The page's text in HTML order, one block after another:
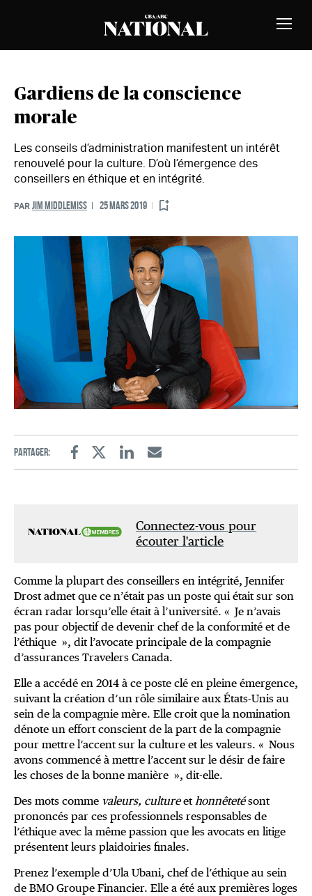
Gardiens de la conscience
morale
Les conseils d’administration manifestent un intérêt
renouvelé pour la culture. D’où l’émergence des
conseillers en éthique et en intégrité.
PAR JIM MIDDLEMISS 25 MARS 2019
Partager:
FacebookTwitterLinkedinEmail
Connectez-vous pour
écouter l'article
Comme la plupart des conseillers en intégrité, Jennifer
Drost admet que ce n’était pas un poste qui était sur son
écran radar lorsqu’elle était à l’université. « Je n’avais
pas pour objectif de devenir chef de la conformité et de
l’éthique », dit l’avocate principale de la compagnie
d’assurances Travelers Canada.
Elle a accédé en 2014 à ce poste clé en pleine émergence,
suivant la création d’un rôle similaire aux États-Unis au
sein de la compagnie mère. Elle croit que la nomination
dénote un effort conscient de la part de la compagnie
pour mettre l’accent sur la culture et les valeurs. « Nous
avons commencé à mettre l’accent sur le désir de faire
les choses de la bonne manière », dit-elle.
Des mots comme valeurs, cultureethonnêtetésont
prononcés par ces professionnels responsables de
l’éthique avec la même passion que les avocats en litige
présentent leurs plaidoiries finales.
Prenez l’exemple d’Ula Ubani, chef de l’éthique au sein
de BMO Groupe Financier. Elle a été aux premières loges